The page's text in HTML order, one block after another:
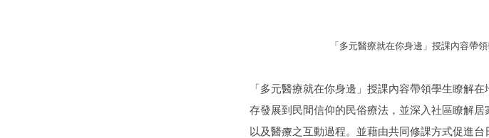
「多元醫療就在你身邊」授課內容帶
「多元醫療就在你身邊」授課內容帶領學生瞭解
存發展到民間信仰的民俗療法，並深入社區瞭解
以及醫療之互動過程。並藉由共同修課方式促進台